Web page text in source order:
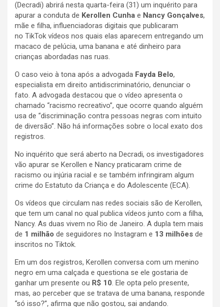
(Decradi) abrirá nesta quarta-feira (31) um inquérito para
apurar a conduta de Kerollen Cunha e Nancy Gonçalves,
mãe e filha, influenciadoras digitais que publicaram
no TikTok vídeos nos quais elas aparecem entregando um
macaco de pelúcia, uma banana e até dinheiro para
crianças abordadas nas ruas.
O caso veio à tona após a advogada Fayda Belo,
especialista em direito antidiscriminatório, denunciar o
fato. A advogada destacou que o vídeo apresenta o
chamado “racismo recreativo”, que ocorre quando alguém
usa de “discriminação contra pessoas negras com intuito
de diversão”. Não há informações sobre o local exato dos
registros.
No inquérito que será aberto na Decradi, os investigadores
vão apurar se Kerollen e Nancy praticaram crime de
racismo ou injúria racial e se também infringiram algum
crime do Estatuto da Criança e do Adolescente (ECA).
Os vídeos que circulam nas redes sociais são de Kerollen,
que tem um canal no qual publica vídeos junto com a filha,
Nancy. As duas vivem no Rio de Janeiro. A dupla tem mais
de 1 milhão de seguidores no Instagram e 13 milhões de
inscritos no Tiktok.
Em um dos registros, Kerollen conversa com um menino
negro em uma calçada e questiona se ele gostaria de
ganhar um presente ou R$ 10. Ele opta pelo presente,
mas, ao perceber que se tratava de uma banana, responde
“só isso?”, afirma que não gostou, sai andando.